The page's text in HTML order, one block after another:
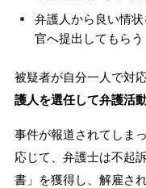
弁護人から良い情
官へ提出してもらう
被疑者が自分一人で対
護人を選任して弁護活
事件が報道されてしま
応じて、弁護士は不起
書」を獲得し、解雇さ